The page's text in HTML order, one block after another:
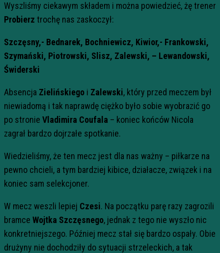
Wyszliśmy ciekawym składem i można powiedzieć, żę trener
Probierz trochę nas zaskoczył:
Szczęsny,- Bednarek, Bochniewicz, Kiwior,- Frankowski,
Szymański, Piotrowski, Slisz, Zalewski, – Lewandowski,
Świderski
Absencja Zielińskiego i Zalewski, który przed meczem był
niewiadomą i tak naprawdę ciężko było sobie wyobrazić go
po stronie Vladimira Coufala – koniec końców Nicola
zagrał bardzo dojrzałe spotkanie.
Wiedzieliśmy, że ten mecz jest dla nas ważny – piłkarze na
pewno chcieli, a tym bardziej kibice, działacze, związek i na
koniec sam selekcjoner.
W mecz weszli lepiej Czesi. Na początku parę razy zagrozili
bramce Wojtka Szczęsnego, jednak z tego nie wyszło nic
konkretniejszego. Później mecz stał się bardzo ospały. Obie
drużyny nie dochodziły do sytuacji strzeleckich, a tak